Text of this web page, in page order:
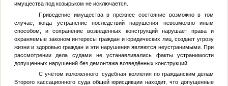
имущества под козырьком не исключается.
Приведение имущества в прежнее состояние возможно в том
случае, когда устранение последствий нарушения невозможно иным
способом, и сохранение возведённых конструкций нарушает права и
охраняемые законом интересы граждан и юридических лиц, создает угрозу
жизни и здоровью граждан и эти нарушения являются неустранимыми. При
рассмотрении дела судами не устанавливались факты устранимости
допущенных нарушений без демонтажа возведённых конструкций.
С учётом изложенного, судебная коллегия по гражданским делам
Второго кассационного суда общей юрисдикции находит, что допущенные